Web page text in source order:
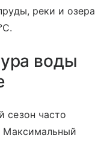
реки и озера
воды
сезон часто
Максимальный